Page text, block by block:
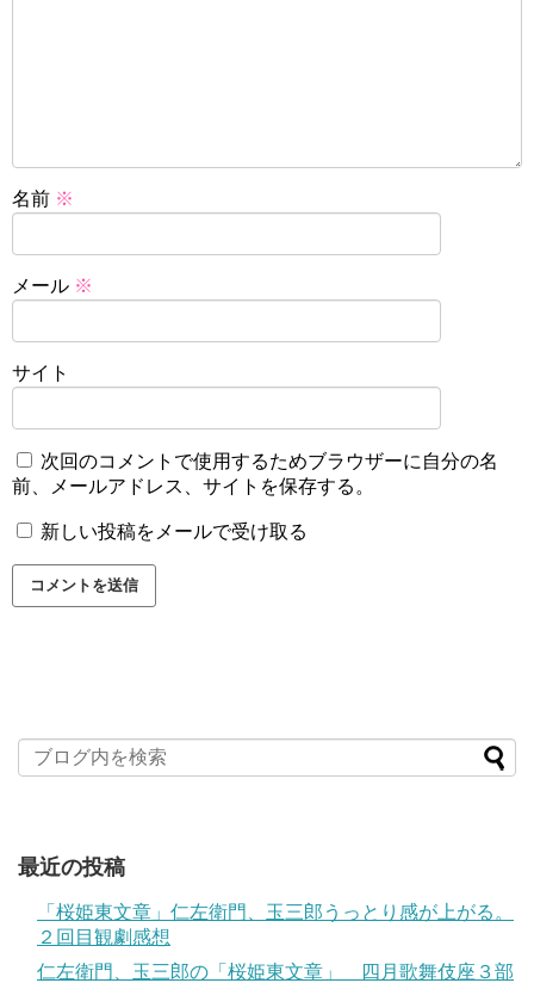
名前 ※
メール ※
サイト
次回のコメントで使用するためブラウザーに自分の名
前、メールアドレス、サイトを保存する。
新しい投稿をメールで受け取る
最近の投稿
「桜姫東文章」仁左衛門、玉三郎うっとり感が上がる。
２回目観劇感想
仁左衛門、玉三郎の「桜姫東文章」 四月歌舞伎座３部